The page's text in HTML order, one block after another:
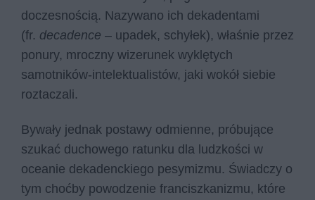
doczesnością. Nazywano ich dekadentami
(fr. decadence – upadek, schyłek), właśnie przez
ponury, mroczny wizerunek wyklętych
samotników-intelektualistów, jaki wokół siebie
roztaczali.
Bywały jednak postawy odmienne, próbujące
szukać duchowego ratunku dla ludzkości w
oceanie dekadenckiego pesymizmu. Świadczy o
tym choćby powodzenie franciszkanizmu, które